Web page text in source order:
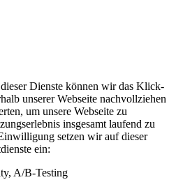
Dienste können wir das Klick-
unserer Webseite nachvollziehen
um unsere Webseite zu
insgesamt laufend zu
setzen wir auf dieser
ein:
A/B-Testing